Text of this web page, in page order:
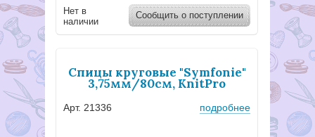
Нет в
наличии
Сообщить о поступлении
Спицы круговые "Symfonie"
3,75мм/80см, KnitPro
Арт. 21336 подробнее